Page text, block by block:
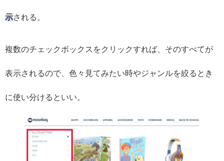
示される。
複数のチェックボックスをクリックすれば、そのすべてが
表示されるので、色々見てみたい時やジャンルを絞るとき
に使い分けるといい。